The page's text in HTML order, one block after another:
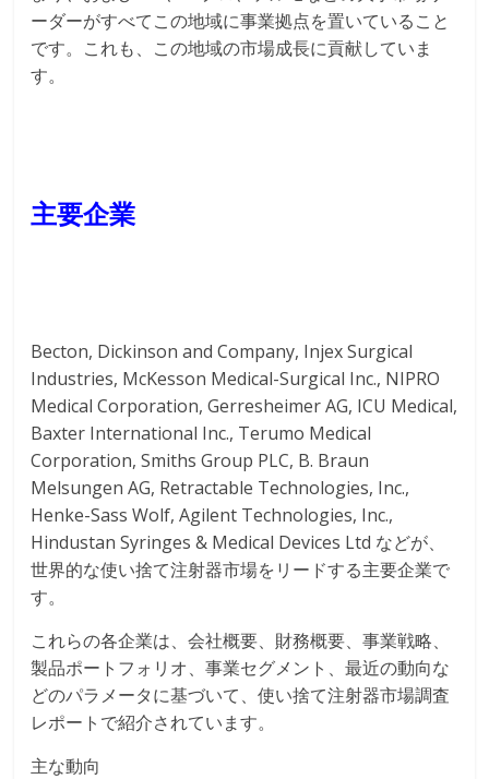
ーダーがすべてこの地域に事業拠点を置いていること
です。これも、この地域の市場成長に貢献していま
す。
主要企業
Becton, Dickinson and Company, Injex Surgical
Industries, McKesson Medical-Surgical Inc., NIPRO
Medical Corporation, Gerresheimer AG, ICU Medical,
Baxter International Inc., Terumo Medical
Corporation, Smiths Group PLC, B. Braun
Melsungen AG, Retractable Technologies, Inc.,
Henke-Sass Wolf, Agilent Technologies, Inc.,
Hindustan Syringes & Medical Devices Ltd などが、
世界的な使い捨て注射器市場をリードする主要企業で
す。
これらの各企業は、会社概要、財務概要、事業戦略、
製品ポートフォリオ、事業セグメント、最近の動向な
どのパラメータに基づいて、使い捨て注射器市場調査
レポートで紹介されています。
主な動向